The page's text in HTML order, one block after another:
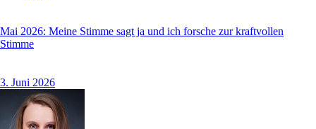
Mai 2026: Meine Stimme sagt ja und ich forsche zur kraftvollen
Stimme
3. Juni 2026